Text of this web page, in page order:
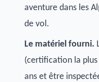
aventure dans les
de vol.
Le matériel fourni.
(certification la
ans et être